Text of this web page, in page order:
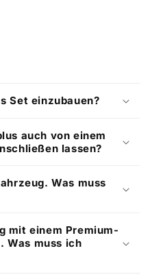
Set einzubauen?
auch von einem
lassen?
Was muss
mit einem Premium-
Was muss ich